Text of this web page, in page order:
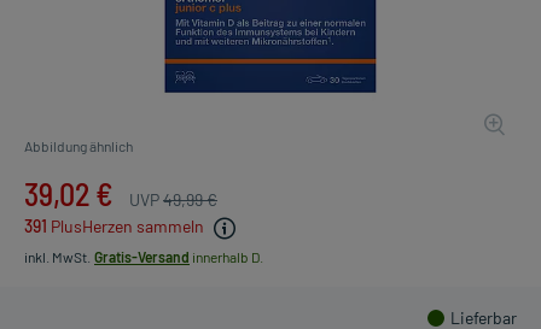
Abbildung ähnlich
39,02 € UVP49,99 €
391 PlusHerzen sammeln
inkl. MwSt. Gratis-Versand innerhalb D.
Lieferbar